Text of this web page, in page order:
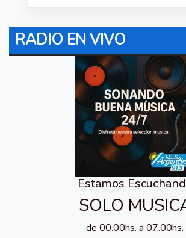
RADIO EN VIVO
Estamos
SOLO
de 00.00hs. a 07.00hs.